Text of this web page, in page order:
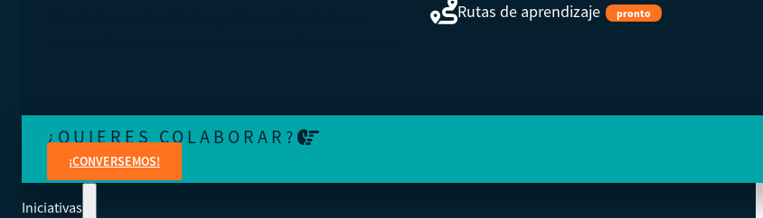
Rutas de aprendizaje
pronto
¿QUIERES COLABORAR?
¡CONVERSEMOS!
Iniciativas